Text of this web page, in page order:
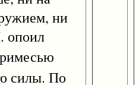
ни
опоил
силы. По